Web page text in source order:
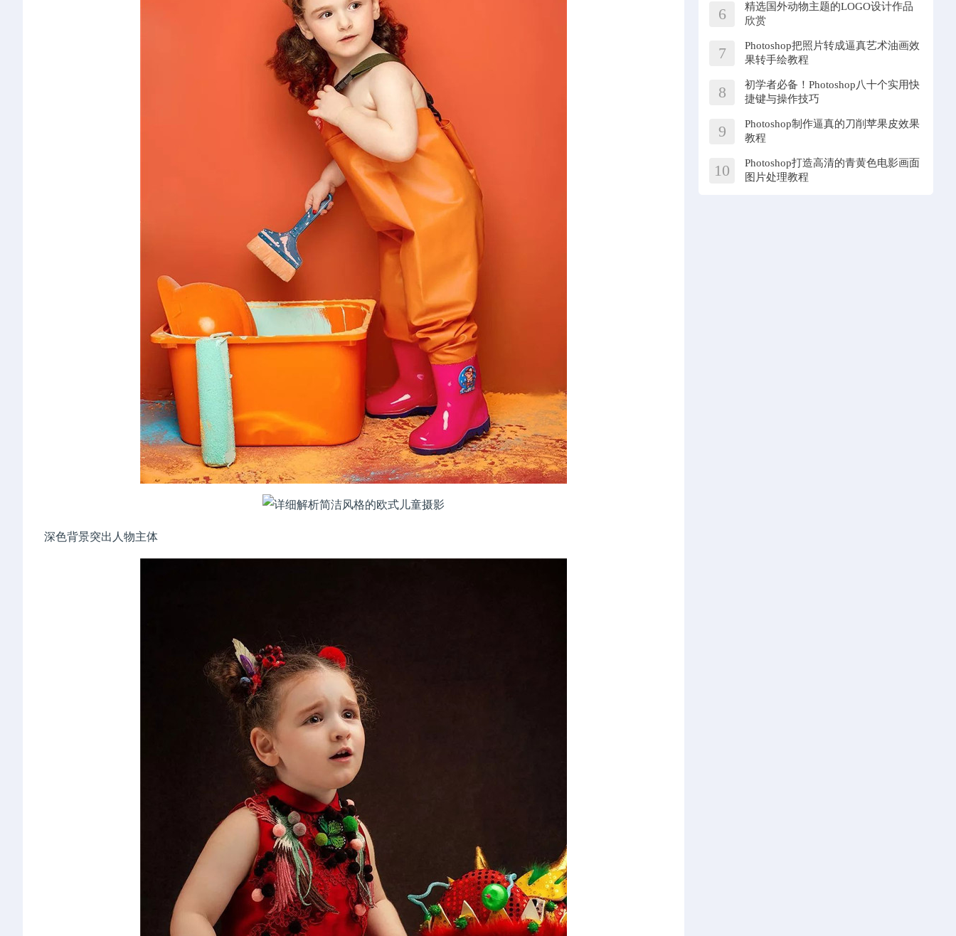
深色背景突出人物主体
6
精选国外动物主题的LOGO设计作品
欣赏
7
Photoshop把照片转成逼真艺术油画效
果转手绘教程
8
初学者必备！Photoshop八十个实用快
捷键与操作技巧
9
Photoshop制作逼真的刀削苹果皮效果
教程
10
Photoshop打造高清的青黄色电影画面
图片处理教程